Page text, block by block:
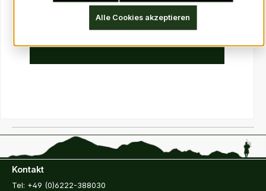
inkl. Mwst: Ab 6,57 €*
exkl. Mwst: Ab 5,52 €
Details
Kontakt
Tel: +49 (0)6222-388030
Alle Cookies akzeptieren